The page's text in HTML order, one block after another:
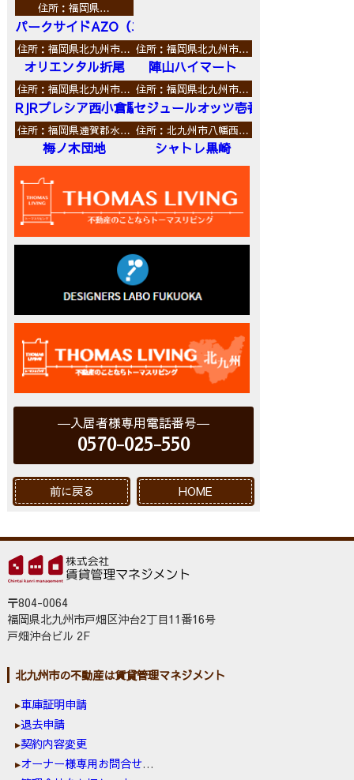
住所：福岡県…
パークサイドAZO（エーゼットオー）
住所：福岡県北九州市…
オリエンタル折尾
住所：福岡県北九州市…
陣山ハイマート
住所：福岡県北九州市…
RJRプレシア西小倉駅前
住所：福岡県北九州市…
セジュールオッツ壱番館
住所：福岡県遠賀郡水…
梅ノ木団地
住所：北九州市八幡西…
シャトレ黒崎
入居者様専用電話番号
0570-025-550
前に戻る HOME
〒804-0064
福岡県北九州市戸畑区沖台2丁目11番16号
戸畑沖台ビル 2F
北九州市の不動産は賃貸管理マネジメント
車庫証明申請
退去申請
契約内容変更
オーナー様専用お問合せ窓口